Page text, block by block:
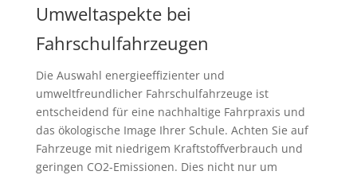
Umweltaspekte bei
Fahrschulfahrzeugen
Die Auswahl energieeffizienter und
umweltfreundlicher Fahrschulfahrzeuge ist
entscheidend für eine nachhaltige Fahrpraxis und
das ökologische Image Ihrer Schule. Achten Sie auf
Fahrzeuge mit niedrigem Kraftstoffverbrauch und
geringen CO2-Emissionen. Dies nicht nur um